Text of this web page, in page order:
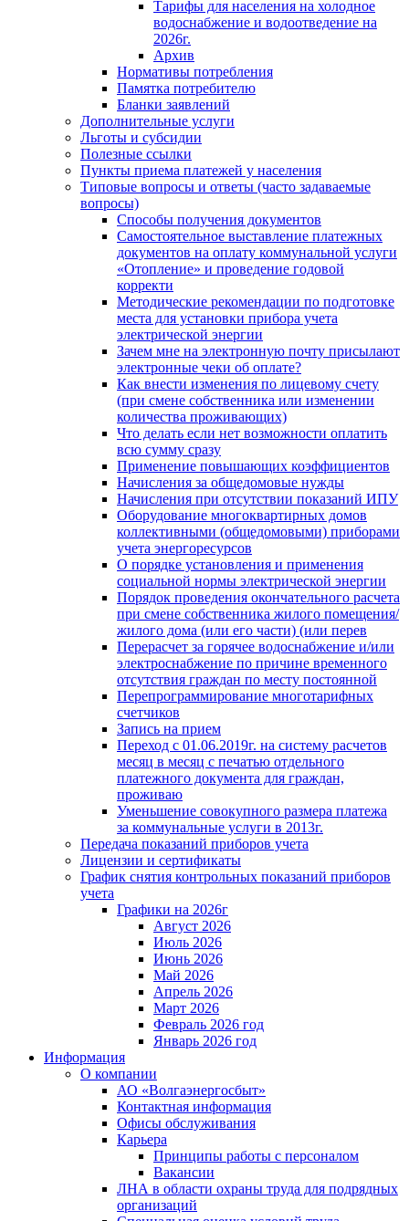
Тарифы для населения на холодное
водоснабжение и водоотведение на
2026г.
Архив
Нормативы потребления
Памятка потребителю
Бланки заявлений
Дополнительные услуги
Льготы и субсидии
Полезные ссылки
Пункты приема платежей у населения
Типовые вопросы и ответы (часто задаваемые
вопросы)
Способы получения документов
Самостоятельное выставление платежных
документов на оплату коммунальной услуги
«Отопление» и проведение годовой
корректи
Методические рекомендации по подготовке
места для установки прибора учета
электрической энергии
Зачем мне на электронную почту присылают
электронные чеки об оплате?
Как внести изменения по лицевому счету
(при смене собственника или изменении
количества проживающих)
Что делать если нет возможности оплатить
всю сумму сразу
Применение повышающих коэффициентов
Начисления за общедомовые нужды
Начисления при отсутствии показаний ИПУ
Оборудование многоквартирных домов
коллективными (общедомовыми) приборами
учета энергоресурсов
О порядке установления и применения
социальной нормы электрической энергии
Порядок проведения окончательного расчета
при смене собственника жилого помещения/
жилого дома (или его части) (или перев
Перерасчет за горячее водоснабжение и/или
электроснабжение по причине временного
отсутствия граждан по месту постоянной
Перепрограммирование многотарифных
счетчиков
Запись на прием
Переход с 01.06.2019г. на систему расчетов
месяц в месяц с печатью отдельного
платежного документа для граждан,
проживаю
Уменьшение совокупного размера платежа
за коммунальные услуги в 2013г.
Передача показаний приборов учета
Лицензии и сертификаты
График снятия контрольных показаний приборов
учета
Графики на 2026г
Август 2026
Июль 2026
Июнь 2026
Май 2026
Апрель 2026
Март 2026
Февраль 2026 год
Январь 2026 год
Информация
О компании
АО «Волгаэнергосбыт»
Контактная информация
Офисы обслуживания
Карьера
Принципы работы с персоналом
Вакансии
ЛНА в области охраны труда для подрядных
организаций